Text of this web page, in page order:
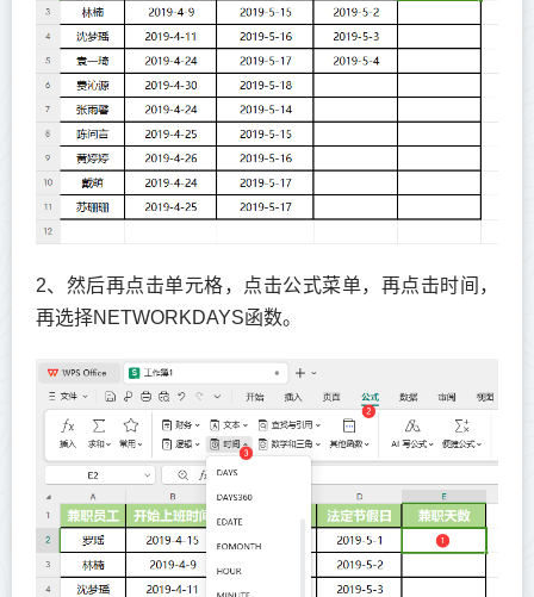
2、然后再点击单元格，点击公式菜单，再点击时间，
再选择NETWORKDAYS函数。